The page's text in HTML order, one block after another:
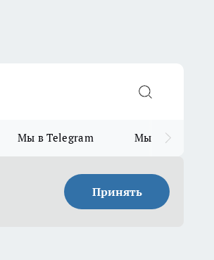
Мы в Telegram Мы в MAX
Принять